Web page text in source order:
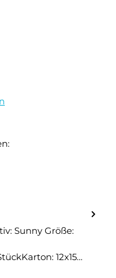
Sunny Größe:
12x15…